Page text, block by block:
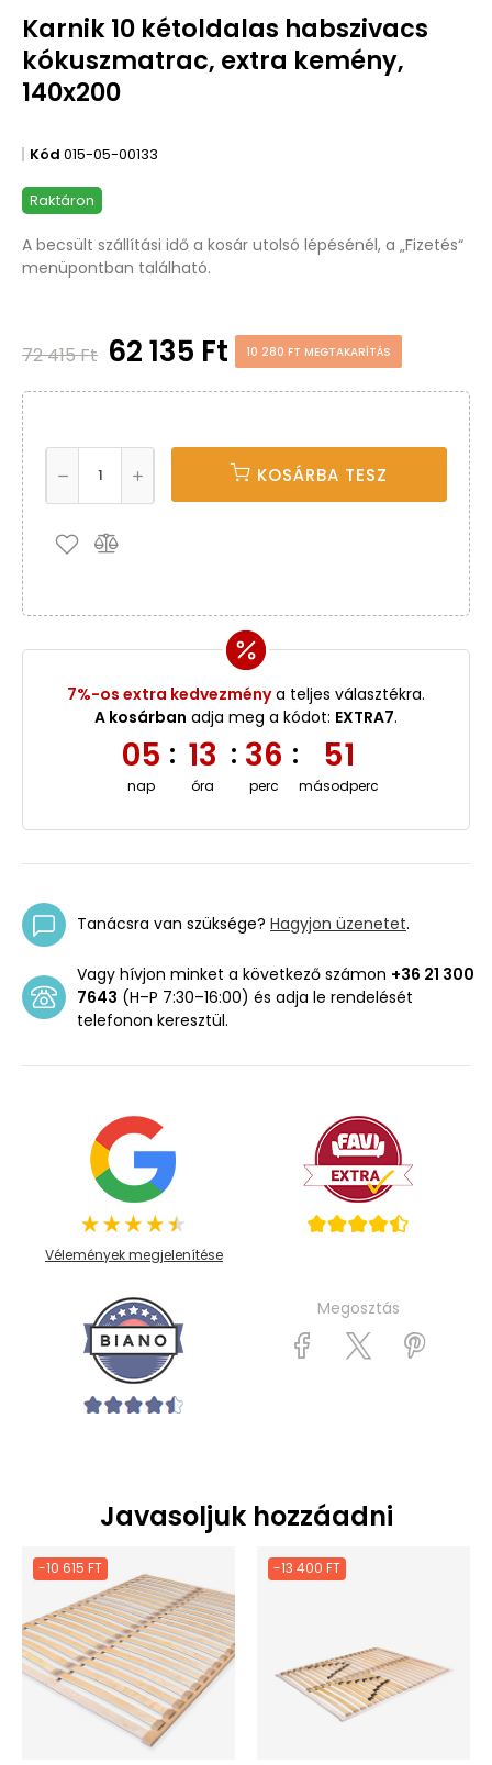
Karnik 10 kétoldalas habszivacs
kókuszmatrac, extra kemény,
140x200
Kód 015-05-00133
Raktáron
A becsült szállítási idő a kosár utolsó lépésénél, a „Fizetés“
menüpontban található.
72 415 Ft 62 135 Ft 10 280 FT MEGTAKARÍTÁS
KOSÁRBA TESZ
7%-os extra kedvezménya teljes választékra.
A kosárban adja meg a kódot: EXTRA7.
05
nap
: 13
óra
: 36
perc
: 50
másodperc
Tanácsra van szüksége? Hagyjon üzenetet.
Vagy hívjon minket a következő számon +36 21 300
7643 (H–P 7:30–16:00) és adja le rendelését
telefonon keresztül.
Vélemények megjelenítése
Megosztás
Javasoljuk hozzáadni
-10 615 FT -13 400 FT